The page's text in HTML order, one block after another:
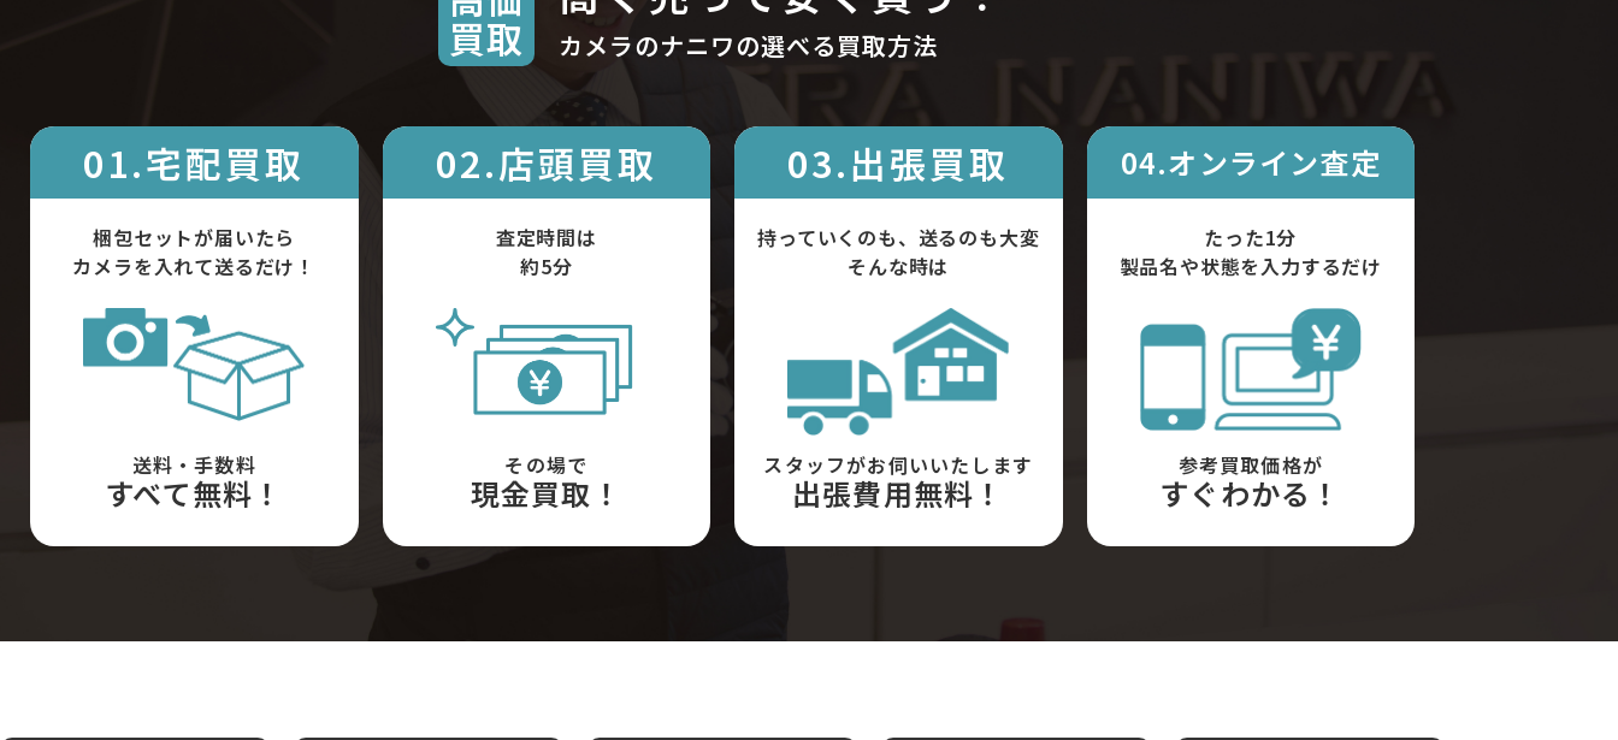
買取 カメラのナニワの選べる買取方法
01.宅配買取
梱包セットが届いたら
カメラを入れて送るだけ！
送料・手数料
すべて無料！
02.店頭買取
査定時間は
約5分
その場で
現金買取！
03.出張買取
持っていくのも、送るのも大変
そんな時は
スタッフがお伺いいたします
出張費用無料！
04.オンライン査定
たった1分
製品名や状態を入力するだけ
参考買取価格が
すぐわかる！